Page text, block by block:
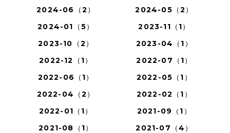
2024-06（2）
2024-05（2）
2024-01（5）
2023-11（1）
2023-10（2）
2023-04（1）
2022-12（1）
2022-07（1）
2022-06（1）
2022-05（1）
2022-04（2）
2022-02（1）
2022-01（1）
2021-09（1）
2021-08（1）
2021-07（4）